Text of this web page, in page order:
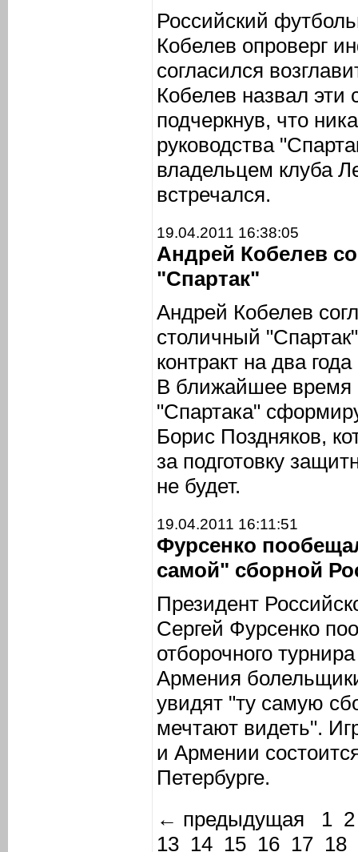
Российский
Кобелев опроверг
согласился
Кобелев назвал
подчеркнув, что
руководства
владельцем клуба
встречался.
19.04.2011 16:38:05
Андрей Кобелев
"Спартак"
Андрей Кобелев
столичный
контракт на два
В ближайшее время
"Спартака"
Борис Поздняков,
за подготовку
не будет.
19.04.2011 16:11:51
Фурсенко
самой" сборной
Президент
Сергей Фурсенко
отборочного
Армения
увидят "ту самую
мечтают видеть".
и Армении
Петербурге.
← предыдущая
1 2
13 14 15 16 17 18